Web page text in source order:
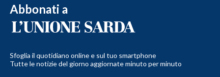
Abbonati a
Sfoglia il quotidiano online e sul tuo smartphone
Tutte le notizie del giorno aggiornate minuto per minuto